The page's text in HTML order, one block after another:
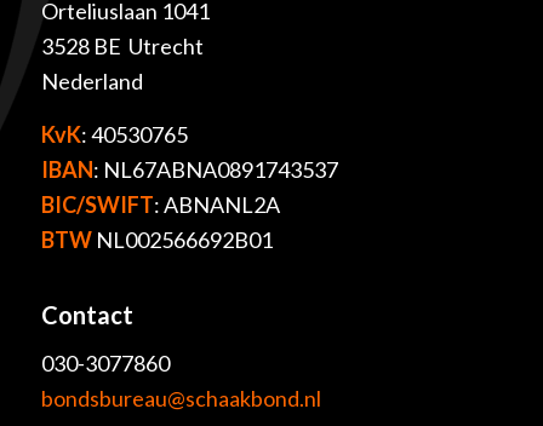
Orteliuslaan 1041
3528 BE Utrecht
Nederland
KvK: 40530765
IBAN: NL67ABNA0891743537
BIC/SWIFT: ABNANL2A
BTWNL002566692B01
Contact
030-3077860
bondsbureau@schaakbond.nl